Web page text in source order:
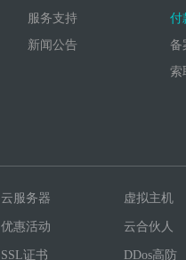
服务支持
新闻公告
付
备
索
云服务器 虚拟主机
优惠活动 云合伙人
SSL证书 DDos高防